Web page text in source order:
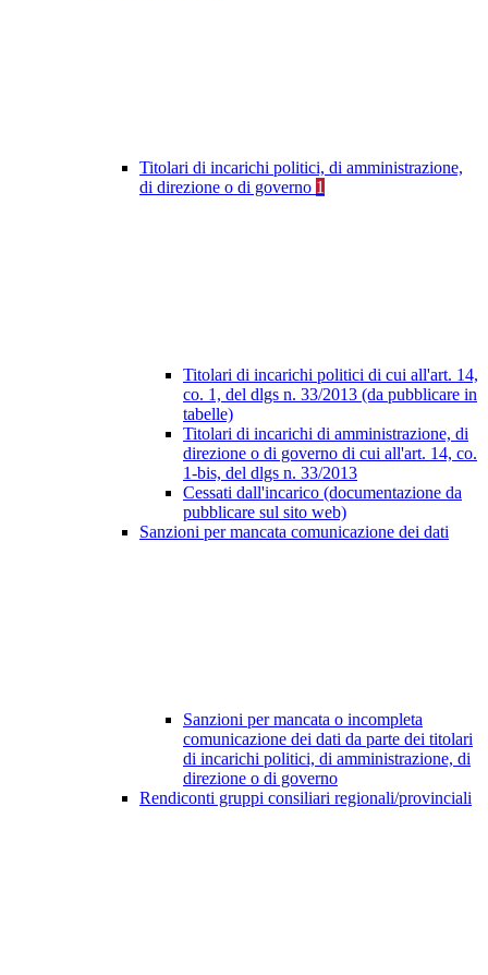
Titolari di incarichi politici, di amministrazione,
di direzione o di governo 1
Titolari di incarichi politici di cui all'art. 14,
co. 1, del dlgs n. 33/2013 (da pubblicare in
tabelle)
Titolari di incarichi di amministrazione, di
direzione o di governo di cui all'art. 14, co.
1-bis, del dlgs n. 33/2013
Cessati dall'incarico (documentazione da
pubblicare sul sito web)
Sanzioni per mancata comunicazione dei dati
Sanzioni per mancata o incompleta
comunicazione dei dati da parte dei titolari
di incarichi politici, di amministrazione, di
direzione o di governo
Rendiconti gruppi consiliari regionali/provinciali